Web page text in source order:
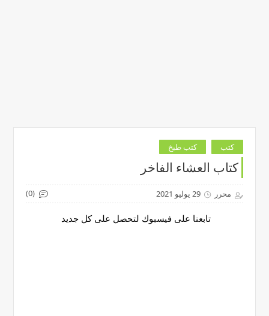
كتب كتب طبخ
كتاب العشاء الفاخر
محرر 29 يوليو 2021 (0)
تابعنا على فيسبوك لتحصل على كل جديد